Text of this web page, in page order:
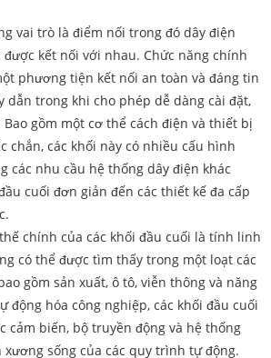
vai trò là điểm nối trong đó dây điện
kết nối với nhau. Chức năng chính
phương tiện kết nối an toàn và đáng tin
dẫn trong khi cho phép dễ dàng cài đặt,
gồm một cơ thể cách điện và thiết bị
chắn, các khối này có nhiều cấu hình
các nhu cầu hệ thống dây điện khác
cuối đơn giản đến các thiết kế đa cấp
chính của các khối đầu cuối là tính linh
có thể được tìm thấy trong một loạt các
gồm sản xuất, ô tô, viễn thông và năng
động hóa công nghiệp, các khối đầu cuối
cảm biến, bộ truyền động và hệ thống
sống của các quy trình tự động.